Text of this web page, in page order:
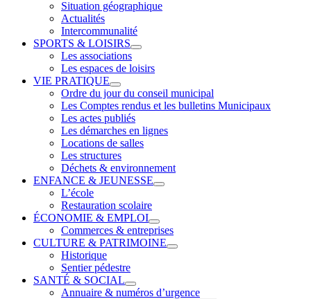
Situation géographique
Actualités
Intercommunalité
SPORTS & LOISIRS
Les associations
Les espaces de loisirs
VIE PRATIQUE
Ordre du jour du conseil municipal
Les Comptes rendus et les bulletins Municipaux
Les actes publiés
Les démarches en lignes
Locations de salles
Les structures
Déchets & environnement
ENFANCE & JEUNESSE
L’école
Restauration scolaire
ÉCONOMIE & EMPLOI
Commerces & entreprises
CULTURE & PATRIMOINE
Historique
Sentier pédestre
SANTÉ & SOCIAL
Annuaire & numéros d’urgence